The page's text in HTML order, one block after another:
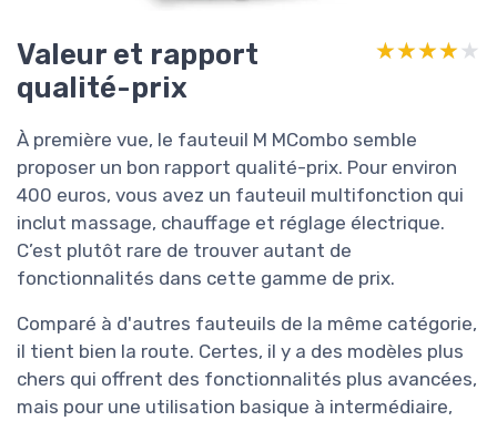
Valeur et rapport
qualité-prix
★★★★★
★★★★★
À première vue, le fauteuil M MCombo semble
proposer un bon rapport qualité-prix. Pour environ
400 euros, vous avez un fauteuil multifonction qui
inclut massage, chauffage et réglage électrique.
C’est plutôt rare de trouver autant de
fonctionnalités dans cette gamme de prix.
Comparé à d'autres fauteuils de la même catégorie,
il tient bien la route. Certes, il y a des modèles plus
chers qui offrent des fonctionnalités plus avancées,
mais pour une utilisation basique à intermédiaire,